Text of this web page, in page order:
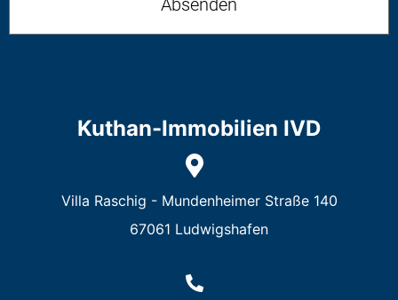
Kuthan-Immobilien IVD
Villa Raschig - Mundenheimer Straße 140
67061 Ludwigshafen